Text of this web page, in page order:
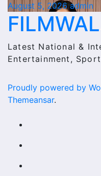
August 5, 2026admin
Latest National &
Entertainment,
Proudly powered by
Themeansar.